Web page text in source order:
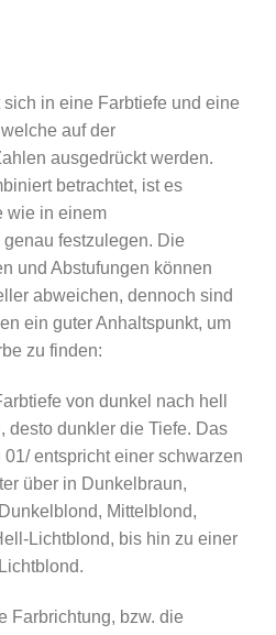
in eine Farbtiefe und eine
auf der
ausgedrückt werden.
betrachtet, ist es
wie in einem
festzulegen. Die
und Abstufungen können
abweichen, dennoch sind
ein guter Anhaltspunkt, um
zu finden:
von dunkel nach hell
desto dunkler die Tiefe. Das
entspricht einer schwarzen
über in Dunkelbraun,
Mittelblond,
Lichtblond, bis hin zu einer
Farbrichtung, bzw. die